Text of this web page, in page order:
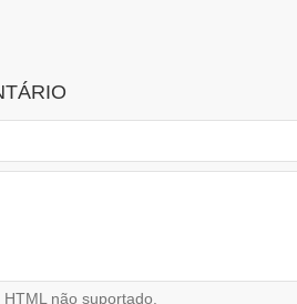
HTML não suportado.